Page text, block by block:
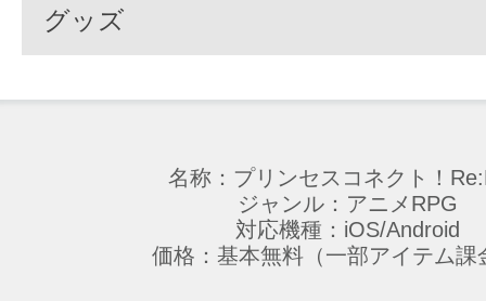
グッズ
名称：プリンセスコネクト！
ジャンル：アニメRPG
対応機種：iOS/Android
価格：基本無料（一部アイテム課